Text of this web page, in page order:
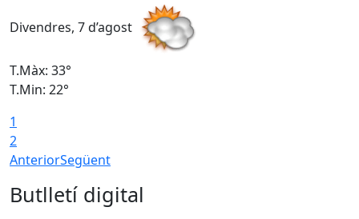
Divendres, 7 d’agost
T.Màx: 33°
T.Min: 22°
1
2
AnteriorSegüent
Butlletí digital